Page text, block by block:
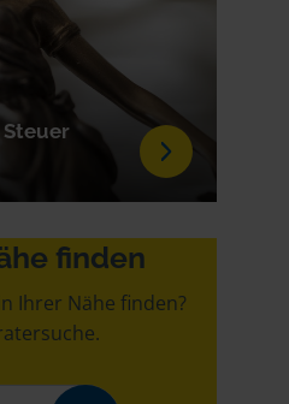
finden
Ihrer Nähe finden?